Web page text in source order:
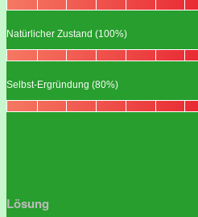
Natürlicher Zustand (100%)
Selbst-Ergründung (80%)
Lösung